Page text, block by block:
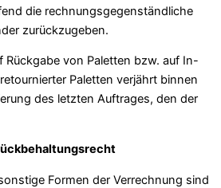
die rechnungsgegenständliche
zurückzugeben.
von Paletten bzw. auf In-
Paletten verjährt binnen
des letzten Auftrages, den der
Formen der Verrechnung sind